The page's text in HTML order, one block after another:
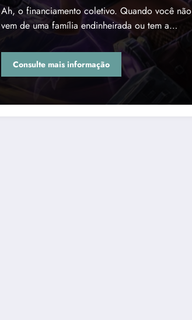
Ah, o financiamento coletivo. Quando você não
vem de uma família endinheirada ou tem a…
Consulte mais informação